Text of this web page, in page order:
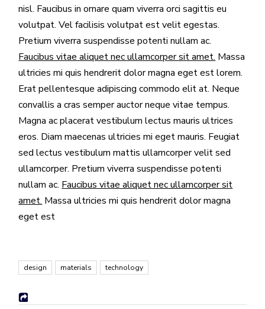
nisl. Faucibus in ornare quam viverra orci sagittis eu
volutpat. Vel facilisis volutpat est velit egestas.
Pretium viverra suspendisse potenti nullam ac.
Faucibus vitae aliquet nec ullamcorper sit amet. Massa
ultricies mi quis hendrerit dolor magna eget est lorem.
Erat pellentesque adipiscing commodo elit at. Neque
convallis a cras semper auctor neque vitae tempus.
Magna ac placerat vestibulum lectus mauris ultrices
eros. Diam maecenas ultricies mi eget mauris. Feugiat
sed lectus vestibulum mattis ullamcorper velit sed
ullamcorper. Pretium viverra suspendisse potenti
nullam ac. Faucibus vitae aliquet nec ullamcorper sit
amet. Massa ultricies mi quis hendrerit dolor magna
eget est
design materials technology